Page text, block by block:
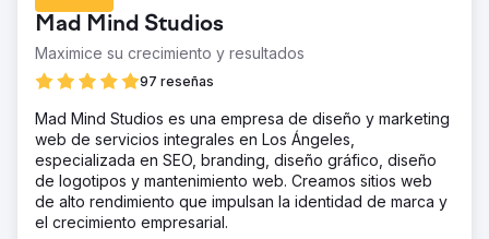
Mad Mind Studios
Maximice su crecimiento y resultados
97 reseñas
Mad Mind Studios es una empresa de diseño y marketing
web de servicios integrales en Los Ángeles,
especializada en SEO, branding, diseño gráfico, diseño
de logotipos y mantenimiento web. Creamos sitios web
de alto rendimiento que impulsan la identidad de marca y
el crecimiento empresarial.